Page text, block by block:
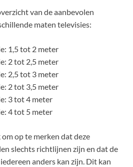
van de aanbevolen
maten televisies:
1,5 tot 2 meter
2 tot 2,5 meter
2,5 tot 3 meter
2 tot 3,5 meter
3 tot 4 meter
4 tot 5 meter
op te merken dat deze
slechts richtlijnen zijn en dat de
anders kan zijn. Dit kan